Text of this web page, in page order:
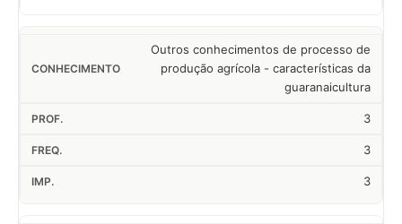
Outros conhecimentos de processo de
produção agrícola - características da
guaranaicultura
3
3
3